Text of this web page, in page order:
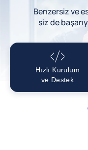
Benzersiz ve
siz de
Hızlı Kurulum
ve Destek